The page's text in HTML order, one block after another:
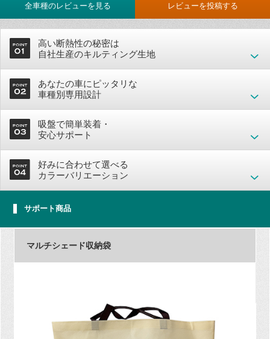
全車種のレビューを見る レビューを投稿する
高い断熱性の秘密は
自社生産のキルティング生地
あなたの車にピッタリな
車種別専用設計
吸盤で簡単装着・
安心サポート
好みに合わせて選べる
カラーバリエーション
サポート商品
マルチシェード収納袋